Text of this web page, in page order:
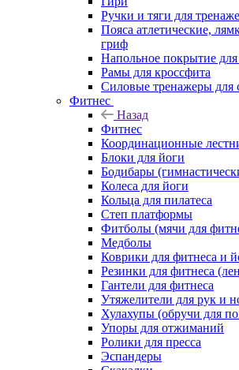
Ручки и тяги для
Пояса атлетические,
гриф
Напольное покрытие для
Рамы для кроссфита
Силовые тренажеры для
Фитнес
Назад
Фитнес
Координационные
Блоки для йоги
Бодибары
Колеса для йоги
Кольца для пилатеса
Степ платформы
Фитболы (мячи для
Медболы
Коврики для фитнеса и
Резинки для фитнеса
Гантели для фитнеса
Утяжелители для рук и
Хулахупы (обручи для
Упоры для отжиманий
Ролики для пресса
Эспандеры